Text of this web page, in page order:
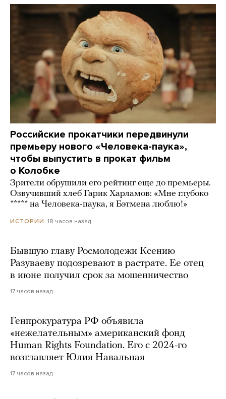
Российские прокатчики передвинули
премьеру нового «Человека-паука»,
чтобы выпустить в прокат фильм
о Колобке
Зрители обрушили его рейтинг еще до премьеры.
Озвучивший хлеб Гарик Харламов: «Мне глубоко
***** на Человека-паука, я Бэтмена люблю!»
ИСТОРИИ 18 часов назад
Бывшую главу Росмолодежи Ксению
Разуваеву подозревают в растрате. Ее отец
в июне получил срок за мошенничество
17 часов назад
Генпрокуратура РФ объявила
«нежелательным» американский фонд
Human Rights Foundation. Его с 2024-го
возглавляет Юлия Навальная
17 часов назад